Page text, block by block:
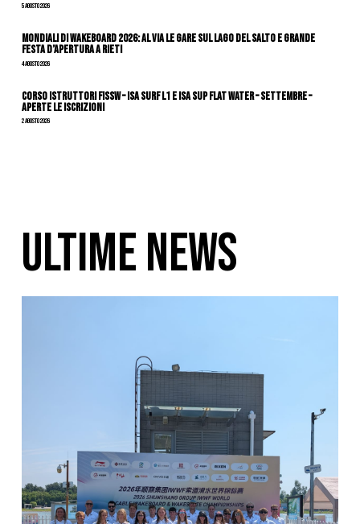
5 Agosto 2026
Mondiali di Wakeboard 2026: al via le gare sul Lago del Salto e grande
festa d’apertura a Rieti
4 Agosto 2026
CORSO ISTRUTTORI FISSW – ISA SURF L1 e ISA SUP Flat Water – SETTEMBRE –
APERTE LE ISCRIZIONI
2 Agosto 2026
ULTIME NEWS